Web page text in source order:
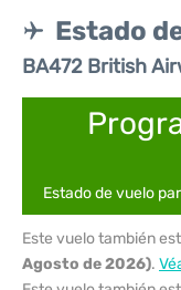
Estado
BA472 British
Estado de vuelo
Este vuelo también
Agosto de 2026).